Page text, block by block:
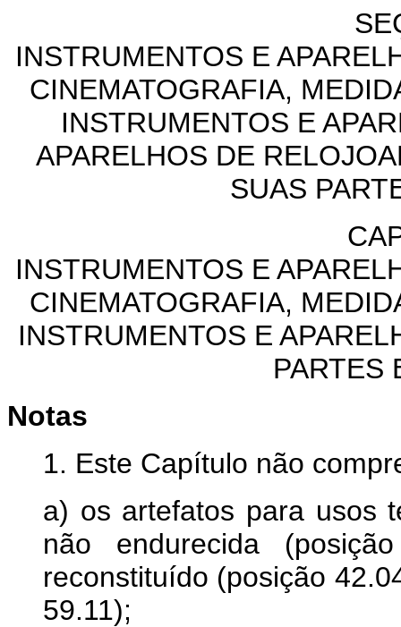
INSTRUMENTOS E
CINEMATOGRAFIA,
INSTRUMENTOS E
APARELHOS DE
SUAS
INSTRUMENTOS E
CINEMATOGRAFIA,
INSTRUMENTOS E
PARTES
Notas
1. Este Capítulo não
a) os artefatos para usos
não endurecida
reconstituído (posição
59.11);